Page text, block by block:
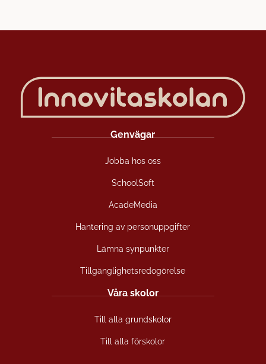
Genvägar
Jobba hos oss
SchoolSoft
AcadeMedia
Hantering av personuppgifter
Lämna synpunkter
Tillgänglighetsredogörelse
Våra skolor
Till alla grundskolor
Till alla förskolor